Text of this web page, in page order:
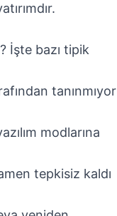
İşte bazı tipik
tanınmıyor
modlarına
tepkisiz kaldı